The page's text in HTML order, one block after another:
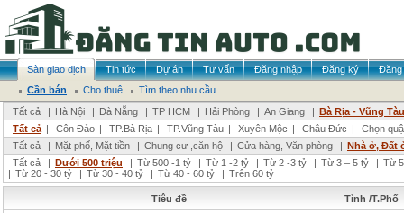
Sàn giao dịch Tin tức Dự án Tư vấn Đăng nhập Đăng ký
Đăng
Cần bán
Cho thuê
Tìm theo nhu cầu
Tất cả
| Hà Nội | Đà Nẵng | TP HCM | Hải Phòng | An Giang | Bà Rịa - Vũng Tàu
Tất cả | Côn Đảo | TP.Bà Rịa | TP.Vũng Tàu | Xuyên Mộc | Châu Đức |
Chọn
Tất cả
| Mặt phố, Mặt tiền | Chung cư ,căn hộ | Cửa hàng, Văn phòng | Nhà ở, Đất
Tất cả
| Dưới 500 triệu | Từ 500 -1 tỷ | Từ 1 -2 tỷ | Từ 2 -3 tỷ | Từ 3 – 5 tỷ | Từ
| Từ 20 - 30 tỷ | Từ 30 - 40 tỷ | Từ 40 - 60 tỷ | Trên 60 tỷ
Tiêu đề Tỉnh /T.Phố